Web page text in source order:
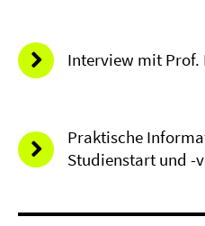
Interview mit Prof.
Praktische
Studienstart und -